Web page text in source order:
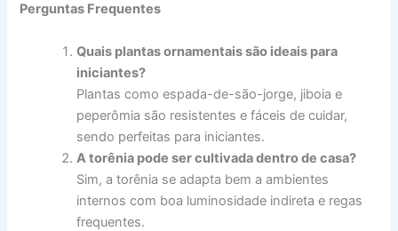
Perguntas Frequentes
Quais plantas ornamentais são ideais para
iniciantes?
Plantas como espada-de-são-jorge, jiboia e
peperômia são resistentes e fáceis de cuidar,
sendo perfeitas para iniciantes.
A torênia pode ser cultivada dentro de casa?
Sim, a torênia se adapta bem a ambientes
internos com boa luminosidade indireta e regas
frequentes.